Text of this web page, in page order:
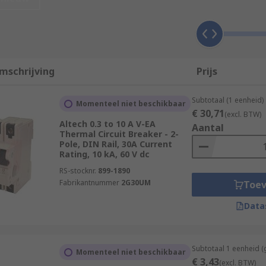
overcurrent than a simple fuse. Fuses simply
to break the flow of current in automotive circuits, in
for smaller overcurrents over a longer period of time,
will be a small overcurrent each time the engine is
for?
in distribution boards. They make up part of the
for?
Prijs
Momenteel niet beschikbaar
Altech 0.3 to 10 A V-EA
Thermal Circuit Breaker - 2-
Pole, DIN Rail, 30A Current
Rating, 10 kA, 60 V dc
RS-stocknr. 899-1890
Fabrikantnummer 2G30UM
Subtotaal (1 eenheid)
€ 30,71(excl. BTW)
Aantal
Momenteel niet beschikbaar Subtotaal 1 eenheid
€ 3,43(excl. BTW)